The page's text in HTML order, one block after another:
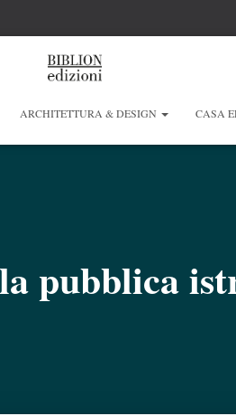
ARCHITETTURA & DESIGN CASA
pubblica